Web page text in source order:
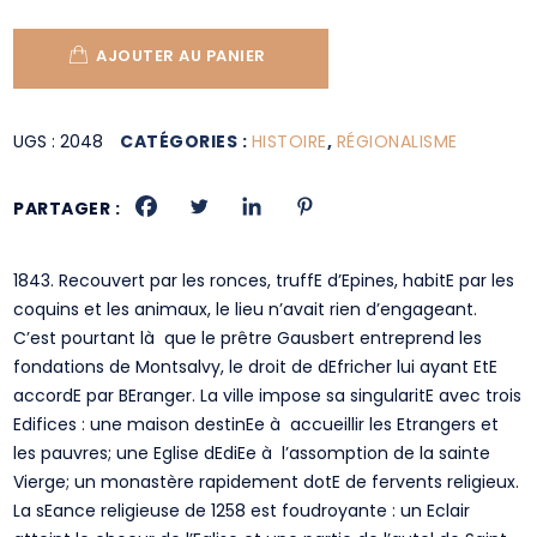
AJOUTER AU PANIER
UGS :2048 CATÉGORIES : HISTOIRE, RÉGIONALISME
PARTAGER :
1843. Recouvert par les ronces, truffE d’Epines, habitE par les
coquins et les animaux, le lieu n’avait rien d’engageant.
C’est pourtant là que le prêtre Gausbert entreprend les
fondations de Montsalvy, le droit de dEfricher lui ayant EtE
accordE par BEranger. La ville impose sa singularitE avec trois
Edifices : une maison destinEe à accueillir les Etrangers et
les pauvres; une Eglise dEdiEe à l’assomption de la sainte
Vierge; un monastère rapidement dotE de fervents religieux.
La sEance religieuse de 1258 est foudroyante : un Eclair